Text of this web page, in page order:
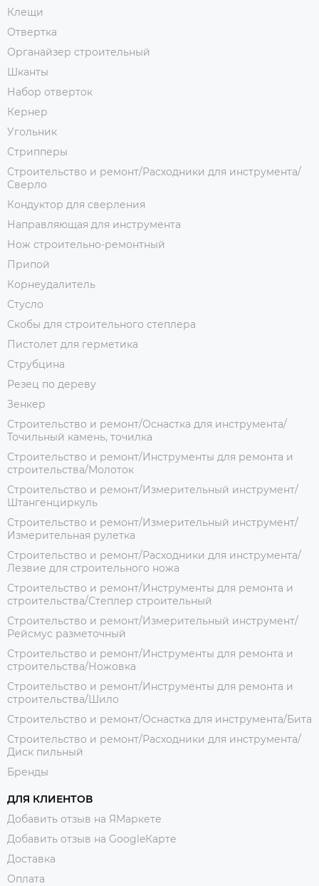
Клещи
Отвертка
Органайзер строительный
Шканты
Набор отверток
Кернер
Угольник
Стрипперы
Строительство и ремонт/Расходники для инструмента/
Сверло
Кондуктор для сверления
Направляющая для инструмента
Нож строительно-ремонтный
Припой
Корнеудалитель
Стусло
Скобы для строительного степлера
Пистолет для герметика
Струбцина
Резец по дереву
Зенкер
Строительство и ремонт/Оснастка для инструмента/
Точильный камень, точилка
Строительство и ремонт/Инструменты для ремонта и
строительства/Молоток
Строительство и ремонт/Измерительный инструмент/
Штангенциркуль
Строительство и ремонт/Измерительный инструмент/
Измерительная рулетка
Строительство и ремонт/Расходники для инструмента/
Лезвие для строительного ножа
Строительство и ремонт/Инструменты для ремонта и
строительства/Степлер строительный
Строительство и ремонт/Измерительный инструмент/
Рейсмус разметочный
Строительство и ремонт/Инструменты для ремонта и
строительства/Ножовка
Строительство и ремонт/Инструменты для ремонта и
строительства/Шило
Строительство и ремонт/Оснастка для инструмента/Бита
Строительство и ремонт/Расходники для инструмента/
Диск пильный
Бренды
ДЛЯ КЛИЕНТОВ
Добавить отзыв на ЯМаркете
Добавить отзыв на GoogleКарте
Доставка
Оплата